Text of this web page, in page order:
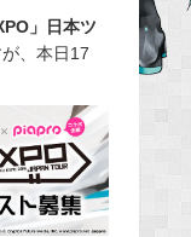
」日本ツ
、本日17